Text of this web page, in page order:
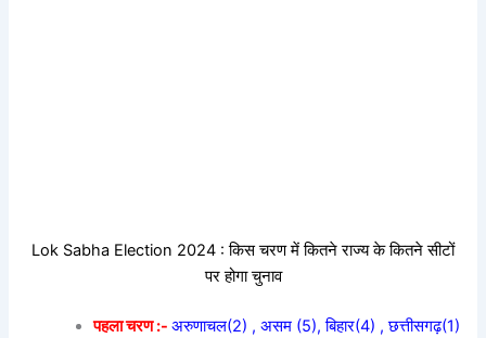
Lok Sabha Election 2024 : किस चरण में कितने राज्य के कितने सीटों
पर होगा चुनाव
पहला चरण :- अरुणाचल(2) , असम (5), बिहार(4) , छत्तीसगढ़(1)